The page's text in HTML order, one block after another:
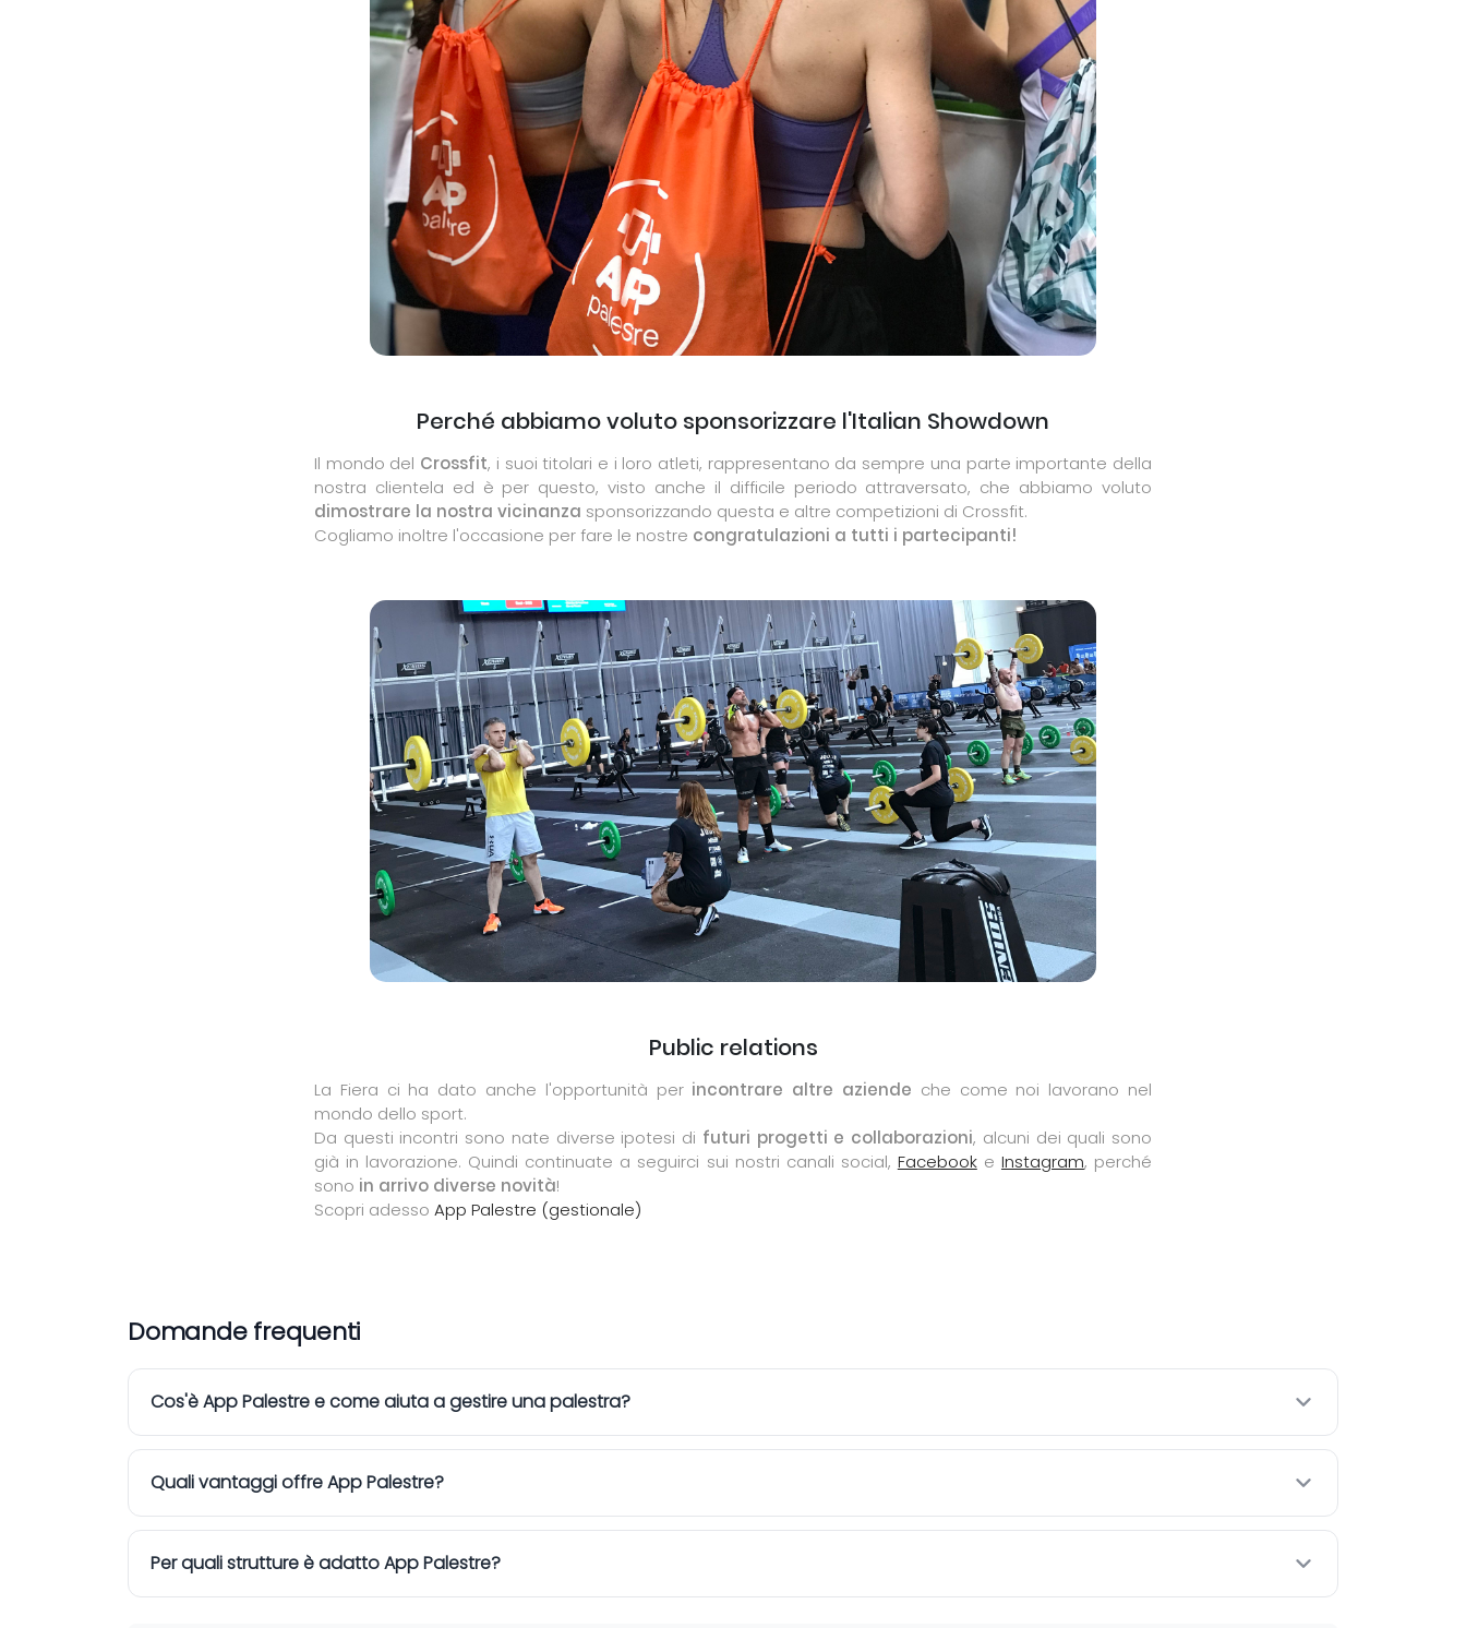
Perché abbiamo voluto sponsorizzare l'Italian Showdown
Il mondo del Crossfit, i suoi titolari e i loro atleti, rappresentano da sempre una parte importante della
nostra clientela ed è per questo, visto anche il difficile periodo attraversato, che abbiamo voluto
dimostrare la nostra vicinanza sponsorizzando questa e altre competizioni di Crossfit.
Cogliamo inoltre l'occasione per fare le nostre congratulazioni a tutti i partecipanti!
Public relations
La Fiera ci ha dato anche l'opportunità per incontrare altre aziende che come noi lavorano nel
mondo dello sport.
Da questi incontri sono nate diverse ipotesi di futuri progetti e collaborazioni, alcuni dei quali sono
già in lavorazione. Quindi continuate a seguirci sui nostri canali social, Facebooke Instagram, perché
sono in arrivo diverse novità!
Scopri adesso App Palestre (gestionale)
Domande frequenti
Cos'è App Palestre e come aiuta a gestire una palestra?
Quali vantaggi offre App Palestre?
Per quali strutture è adatto App Palestre?